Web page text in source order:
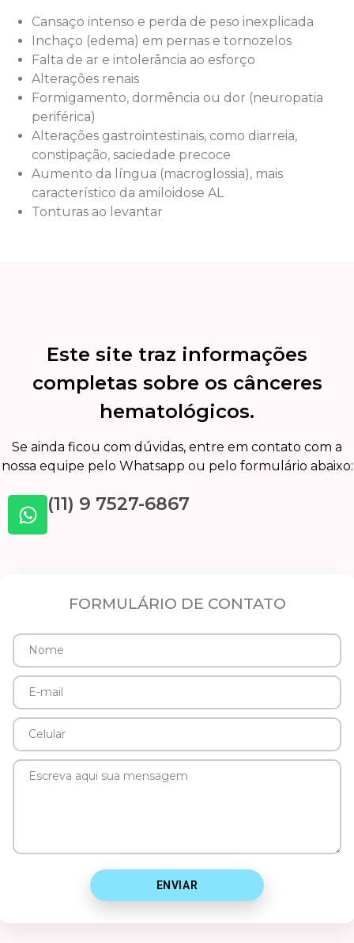
Cansaço intenso e perda de peso inexplicada
Inchaço (edema) em pernas e tornozelos
Falta de ar e intolerância ao esforço
Alterações renais
Formigamento, dormência ou dor (neuropatia
periférica)
Alterações gastrointestinais, como diarreia,
constipação, saciedade precoce
Aumento da língua (macroglossia), mais
característico da amiloidose AL
Tonturas ao levantar
Este site traz informações
completas sobre os cânceres
hematológicos.
Se ainda ficou com dúvidas, entre em contato com a
nossa equipe pelo Whatsapp ou pelo formulário abaixo:
(11) 9 7527-6867
FORMULÁRIO DE CONTATO
Nome
mail
Celular
ENVIAR